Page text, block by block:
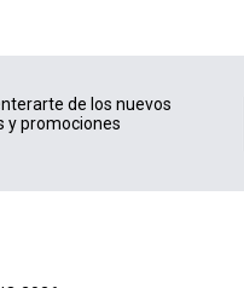
de los nuevos
y promociones